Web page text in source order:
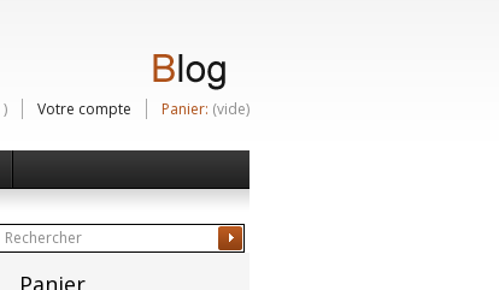
) Votre compte Panier: (vide)
Panier